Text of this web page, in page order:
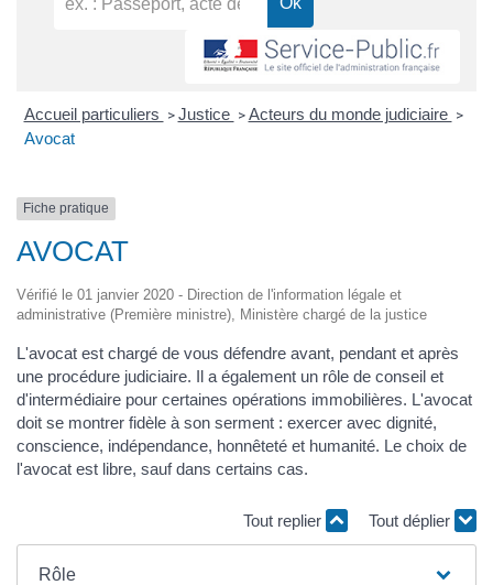
Accueil particuliers > Justice > Acteurs du monde judiciaire >
Avocat
Fiche pratique
AVOCAT
Vérifié le 01 janvier 2020 - Direction de l'information légale et
administrative (Première ministre), Ministère chargé de la justice
L'avocat est chargé de vous défendre avant, pendant et après
une procédure judiciaire. Il a également un rôle de conseil et
d'intermédiaire pour certaines opérations immobilières. L'avocat
doit se montrer fidèle à son serment : exercer avec dignité,
conscience, indépendance, honnêteté et humanité. Le choix de
l'avocat est libre, sauf dans certains cas.
Tout replier Tout déplier
Rôle